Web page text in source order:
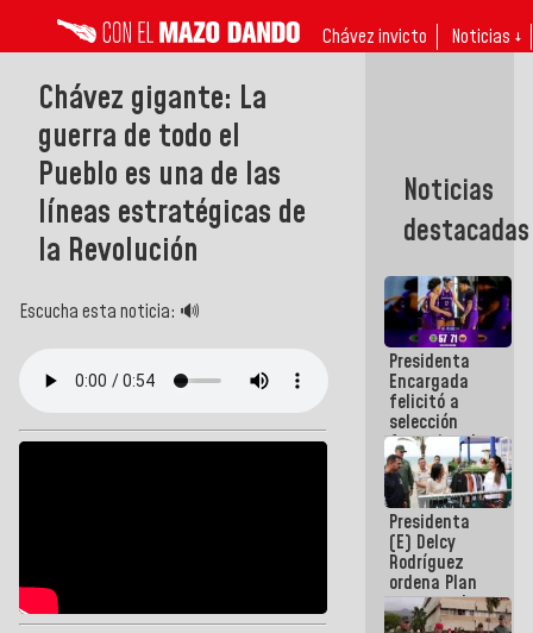
Chávez invicto Noticias ↓
Chávez gigante: La
guerra de todo el
Pueblo es una de las
líneas estratégicas de
la Revolución
Escucha esta noticia: 🔊
Noticias
destacadas
Presidenta
Encargada
felicitó a
selección
femenina de
baloncesto
por su
clasificación
a la
AmeriCup
2027
Presidenta
(E) Delcy
Rodríguez
ordena Plan
maestro de
desarrollo